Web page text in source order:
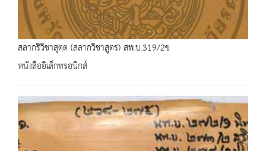
สลากริวิชาสุตฺต (สลากวิชาสูตร) สพ.บ.319/2ข
หนังสืออิเล็กทรอนิกส์